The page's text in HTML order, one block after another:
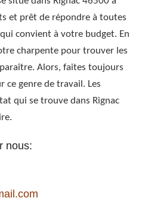
et prêt de répondre à toutes
convient à votre budget. En
charpente pour trouver les
Alors, faites toujours
ce genre de travail. Les
qui se trouve dans Rignac
nous: